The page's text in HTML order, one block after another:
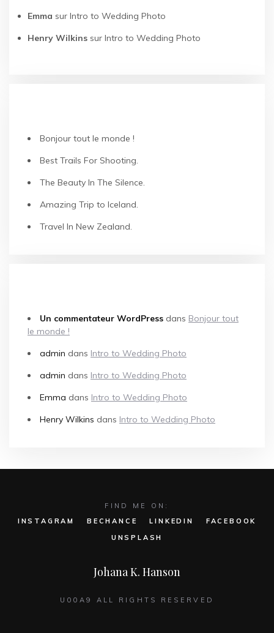
Emma sur Intro to Wedding Photo
Henry Wilkins sur Intro to Wedding Photo
Bonjour tout le monde !
Best Trails For Shooting.
The Beauty In The Silence.
Amazing Trip to Iceland.
Travel In New Zealand.
Un commentateur WordPress dans Bonjour tout
le monde !
admin dans Intro to Wedding Photo
admin dans Intro to Wedding Photo
Emma dans Intro to Wedding Photo
Henry Wilkins dans Intro to Wedding Photo
Johana K. Hanson
U00A9 ALL RIGHTS RESERVED
FIND ME ON:
INSTAGRAM
BECHANCE LINKEDIN
FACEBOOK
UNSPLASH